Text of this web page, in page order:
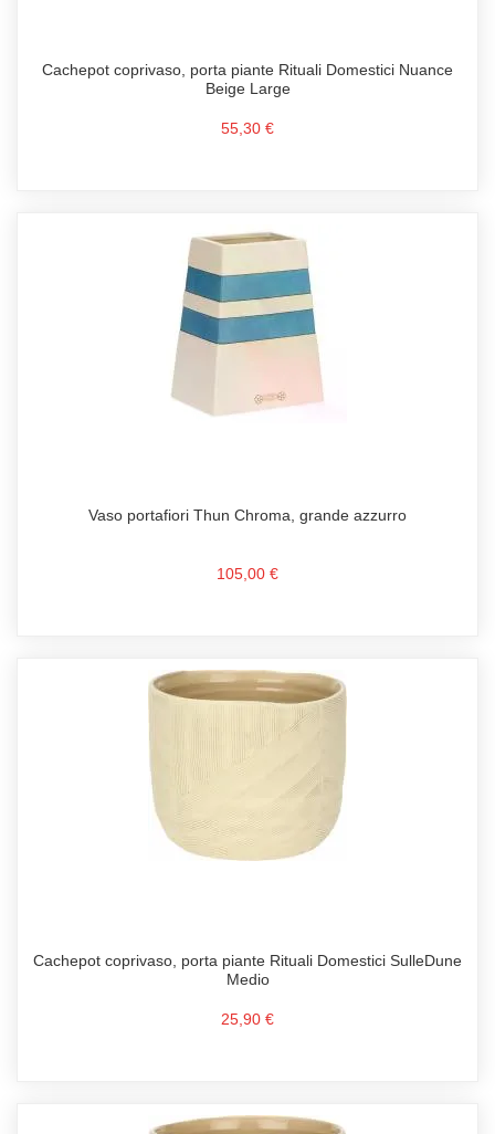
Cachepot coprivaso, porta piante Rituali Domestici Nuance
Beige Large
55,30 €
Vaso portafiori Thun Chroma, grande azzurro
105,00 €
Cachepot coprivaso, porta piante Rituali Domestici SulleDune
Medio
25,90 €